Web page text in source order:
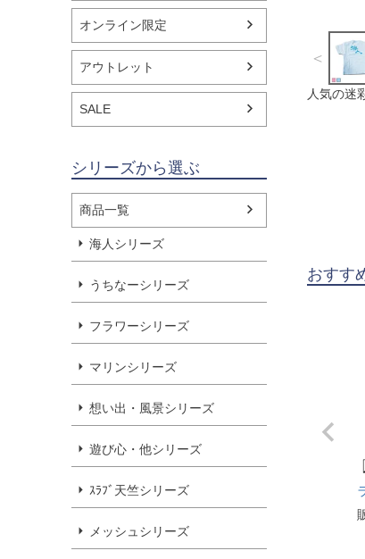
オンライン限定
アウトレット
SALE
シリーズから選ぶ
商品一覧
海人シリーズ
うちなーシリーズ
フラワーシリーズ
マリンシリーズ
想い出・風景シリーズ
遊び心・他シリーズ
ｽﾗﾌﾞ天竺シリーズ
メッシュシリーズ
＜
人気の迷
おすす